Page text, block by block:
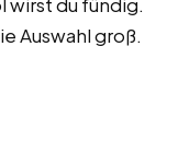
Auswahl groß.